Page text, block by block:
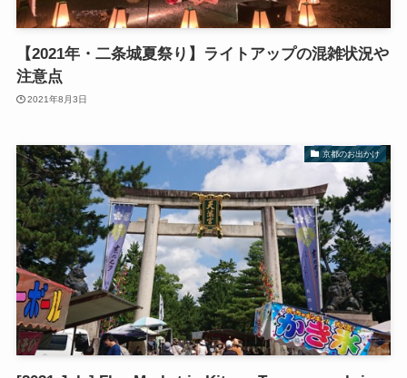
【2021年・二条城夏祭り】ライトアップの混雑状況や
注意点
2021年8月3日
京都のお出かけ